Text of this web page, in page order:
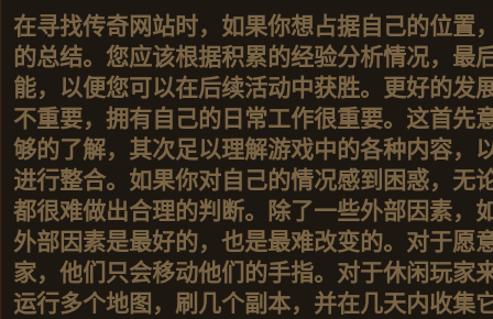
在寻找传奇网站时，如果你想占据自己的位置
的总结。您应该根据积累的经验分析情况，最
能，以便您可以在后续活动中获胜。更好的发
不重要，拥有自己的日常工作很重要。这首先
够的了解，其次足以理解游戏中的各种内容，
进行整合。如果你对自己的情况感到困惑，无
都很难做出合理的判断。除了一些外部因素，
外部因素是最好的，也是最难改变的。对于愿
家，他们只会移动他们的手指。对于休闲玩家
运行多个地图，刷几个副本，并在几天内收集